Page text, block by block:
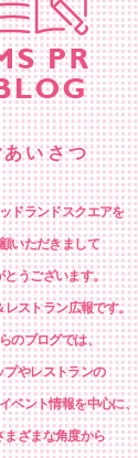
あいさつ
ドランドスクエアを
いただきまして
とうございます。
レストラン広報です。
のブログでは、
プやレストランの
ベント情報を中心に、
まざまな角度から